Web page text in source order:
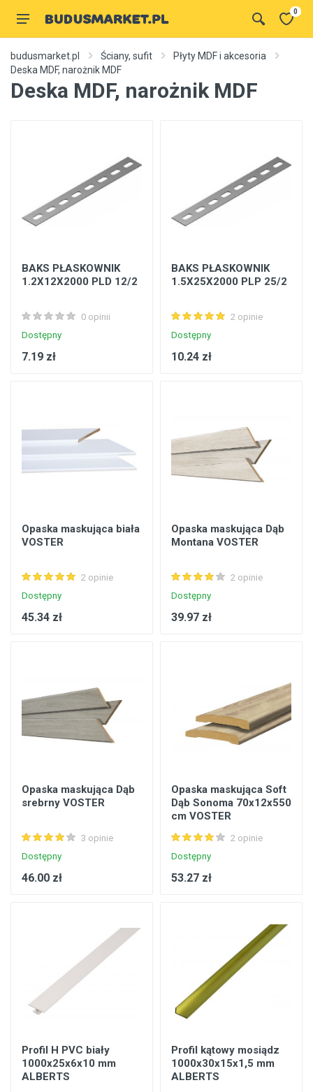
0
budusmarket.pl Ściany, sufit
Płyty MDF i akcesoria
Deska MDF, narożnik MDF
Deska MDF, narożnik MDF
BAKS PŁASKOWNIK
1.2X12X2000 PLD 12/2
0 opinii
Dostępny
7.19 zł
BAKS PŁASKOWNIK
1.5X25X2000 PLP 25/2
2 opinie
Dostępny
10.24 zł
Opaska maskująca biała
VOSTER
2 opinie
Dostępny
45.34 zł
Opaska maskująca Dąb
Montana VOSTER
2 opinie
Dostępny
39.97 zł
Opaska maskująca Dąb
srebrny VOSTER
3 opinie
Dostępny
46.00 zł
Opaska maskująca Soft
Dąb Sonoma 70x12x550
cm VOSTER
2 opinie
Dostępny
53.27 zł
Profil H PVC biały
1000x25x6x10 mm
ALBERTS
Profil kątowy mosiądz
1000x30x15x1,5 mm
ALBERTS